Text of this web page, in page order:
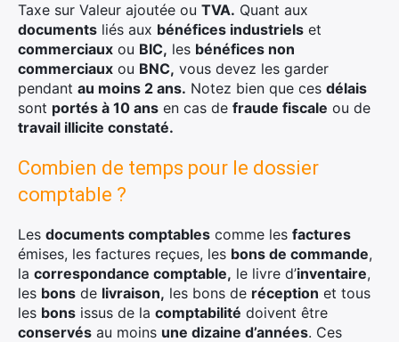
Taxe sur Valeur ajoutée ou TVA. Quant aux
documents liés aux bénéfices industriels et
commerciaux ou BIC, les bénéfices non
commerciaux ou BNC, vous devez les garder
pendant au moins 2 ans. Notez bien que ces délais
sont portés à 10 ans en cas de fraude fiscale ou de
travail illicite constaté.
Combien de temps pour le dossier
comptable ?
Les documents comptables comme les factures
émises, les factures reçues, les bons de commande,
la correspondance comptable, le livre d’inventaire,
les bons de livraison, les bons de réception et tous
les bons issus de la comptabilité doivent être
conservés au moins une dizaine d’années. Ces